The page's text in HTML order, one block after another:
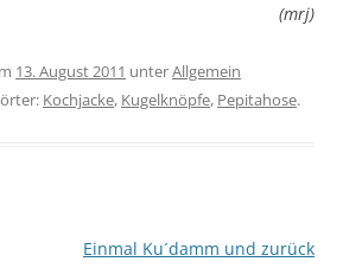
(mrj)
13. August 2011 unterAllgemein
Kochjacke, Kugelknöpfe, Pepitahose.
Einmal Ku´damm und zurück